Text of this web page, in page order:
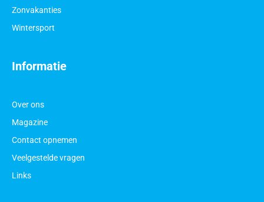
Informatie
Over ons
Magazine
Contact opnemen
Veelgestelde vragen
Links
Zonvakanties
Wintersport